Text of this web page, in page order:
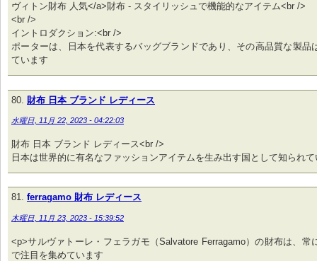
ヴィトン財布 人気</a>財布 - スタイリッシュで機能的なアイテム<br />
<br />
イントロダクション:<br />
ポーターは、日本を代表するバッグブランドであり、その高品質な製品
ています
財布 日本 ブランド レディース
水曜日, 11月 22, 2023 - 04:22:03
財布 日本 ブランド レディース<br />
日本は世界的に有名なファッションアイテムを生み出す国として知られ
ferragamo 財布 レディース
木曜日, 11月 23, 2023 - 15:39:52
<p>サルヴァトーレ・フェラガモ（Salvatore Ferragamo）の財布は、常
で注目を集めています